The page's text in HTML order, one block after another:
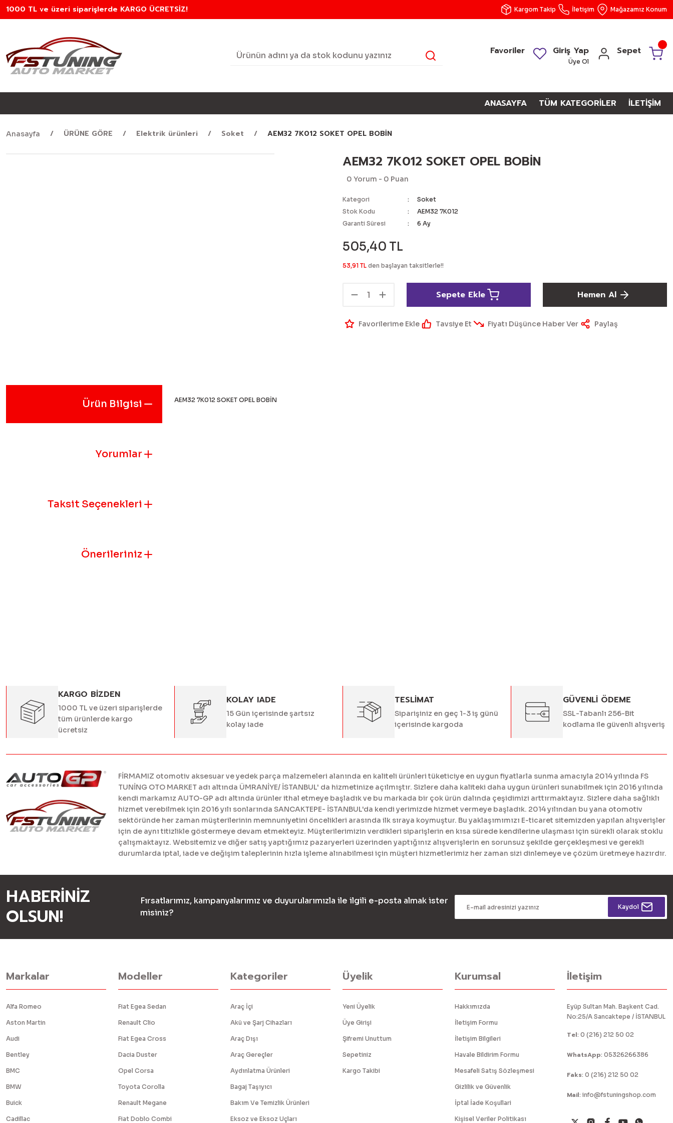
1000 TL ve üzeri siparişlerde KARGO ÜCRETSİZ! Kargom Takip İletişim Mağazamız Konum
Favoriler Giriş Yap
Üye Ol
Sepet
ANASAYFA TÜM KATEGORİLER İLETİŞİM
Anasayfa ÜRÜNE GÖRE Elektrik ürünleri Soket AEM32 7K012 SOKET OPEL BOBİN
AEM32 7K012 SOKET OPEL BOBİN
0 Yorum - 0 Puan
Kategori
Soket
Stok Kodu
AEM32 7K012
Garanti Süresi
6 Ay
505,40 TL
53,91 TL den başlayan taksitlerle!!
Sepete Ekle Hemen Al
Tavsiye Et Fiyatı Düşünce Haber Ver Paylaş
Ürün Bilgisi
Yorumlar
Taksit Seçenekleri
Önerileriniz
AEM32 7K012 SOKET OPEL BOBİN
KARGO BİZDEN
1000 TL ve üzeri siparişlerde
tüm ürünlerde kargo
ücretsiz
KOLAY IADE
15 Gün içerisinde şartsız
kolay iade
TESLİMAT
Siparişiniz en geç 1-3 iş günü
içerisinde kargoda
GÜVENLİ ÖDEME
SSL-Tabanlı 256-Bit
kodlama ile güvenli alışveriş
FİRMAMIZ otomotiv aksesuar ve yedek parça malzemeleri alanında en kaliteli ürünleri tüketiciye en uygun fiyatlarla sunma amacıyla 2014 yılında FS
TUNİNG OTO MARKET adı altında ÜMRANİYE/ İSTANBUL' da hizmetinize açılmıştır. Sizlere daha kaliteki daha uygun ürünleri sunabilmek için 2016 yılında
kendi markamız AUTO-GP adı altında ürünler ithal etmeye başladık ve bu markada bir çok ürün dalında çeşidimizi arttırmaktayız. Sizlere daha sağlıklı
hizmet verebilmek için 2016 yılı sonlarında SANCAKTEPE- İSTANBUL'da kendi yerimizde hizmet vermeye başladık. 2014 yılından bu yana otomotiv
sektöründe her zaman müşterilerinin memnuniyetini öncelikleri arasında ilk sıraya koymuştur. Bu yaklaşımımızı E-ticaret sitemizden yapılan alışverişler
için de aynı titizlikle göstermeye devam etmekteyiz. Müşterilerimizin verdikleri siparişlerin en kısa sürede kendilerine ulaşması için sürekli olarak stoklu
çalışmaktayız. Websitemiz ve diğer satış yaptığımız pazaryerleri üzerinden yaptığınız alışverişlerin en sorunsuz şekilde gerçekleşmesi ve gerekli
durumlarda iptal, iade ve değişim taleplerinin hızla işleme alınabilmesi için müşteri hizmetlerimiz her zaman sizi dinlemeye ve çözüm üretmeye hazırdır.
HABERİNİZ
OLSUN!
Fırsatlarımız, kampanyalarımız ve duyurularımızla ile ilgili e-posta almak ister
misiniz?
Kaydol
Markalar
Alfa Romeo
Aston Martin
Audi
Bentley
BMC
BMW
Buick
Cadillac
Modeller
Fiat Egea Sedan
Renault Clio
Fiat Egea Cross
Dacia Duster
Opel Corsa
Toyota Corolla
Renault Megane
Fiat Doblo Combi
Kategoriler
Araç İçi
Akü ve Şarj Cihazları
Araç Dışı
Araç Gereçler
Aydınlatma Ürünleri
Bagaj Taşıyıcı
Bakım Ve Temizlik Ürünleri
Eksoz ve Eksoz Uçları
Üyelik
Yeni Üyelik
Üye Girişi
Şifremi Unuttum
Sepetiniz
Kargo Takibi
Kurumsal
Hakkımızda
İletişim Formu
İletişim Bilgileri
Havale Bildirim Formu
Mesafeli Satış Sözleşmesi
Gizlilik ve Güvenlik
İptal İade Koşullari
Kişisel Veriler Politikası
İletişim
Eyüp Sultan Mah. Başkent Cad.
No:25/A Sancaktepe / İSTANBUL
Tel: 0 (216) 212 50 02
WhatsApp: 05326266386
Faks: 0 (216) 212 50 02
Mail: info@fstuningshop.com